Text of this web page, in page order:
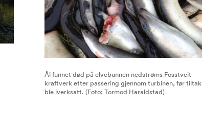
Ål funnet død på elvebunnen nedstrøms Fosstveit
kraftverk etter passering gjennom turbinen, før tiltak
ble iverksatt. (Foto: Tormod Haraldstad)